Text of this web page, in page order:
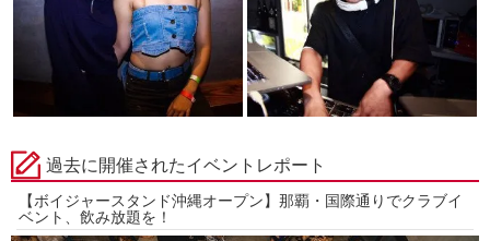
過去に開催されたイベントレポート
【ボイジャースタンド沖縄オープン】那覇・国際通りでクラブイ
ベント、飲み放題を！